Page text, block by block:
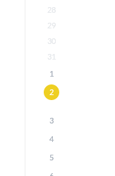
28
29
30
31
1
2
3
4
5